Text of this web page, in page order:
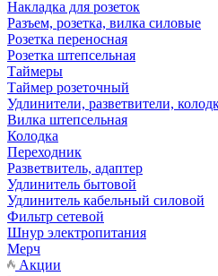
Накладка для розеток
Разъем, розетка, вилка силовые
Розетка переносная
Розетка штепсельная
Таймеры
Таймер розеточный
Удлинители, разветвители,
Вилка штепсельная
Колодка
Переходник
Разветвитель, адаптер
Удлинитель бытовой
Удлинитель кабельный силовой
Фильтр сетевой
Шнур электропитания
Мерч
Акции